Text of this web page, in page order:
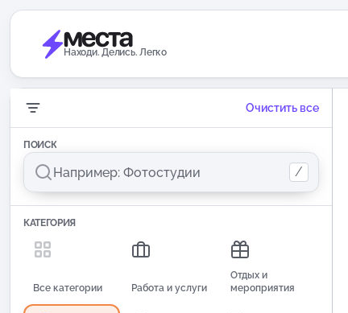
Находи. Делись. Легко
Очистить все
ПОИСК
/
КАТЕГОРИЯ
Все категории Работа и услуги
Отдых и
мероприятия